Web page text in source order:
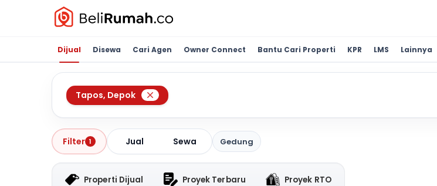
Dijual Disewa Cari Agen Owner Connect Bantu Cari Properti KPR LMS Lainnya
Tapos, Depok
Filter 1 Jual Sewa Gedung
Properti Dijual Proyek Terbaru Proyek RTO